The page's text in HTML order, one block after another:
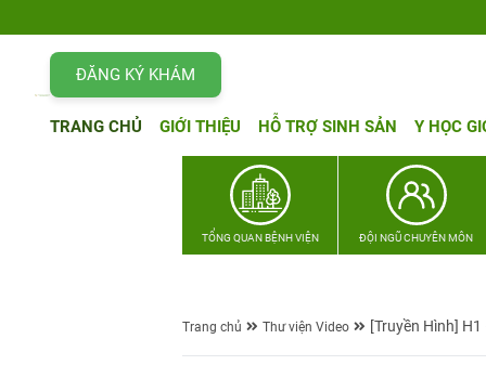
ĐĂNG KÝ KHÁM
TRANG CHỦ GIỚI THIỆU HỖ TRỢ SINH SẢN Y HỌC
TỔNG QUAN BỆNH VIỆN ĐỘI NGŨ CHUYÊN MÔN
Trang chủ Thư viện Video [Truyền Hình]